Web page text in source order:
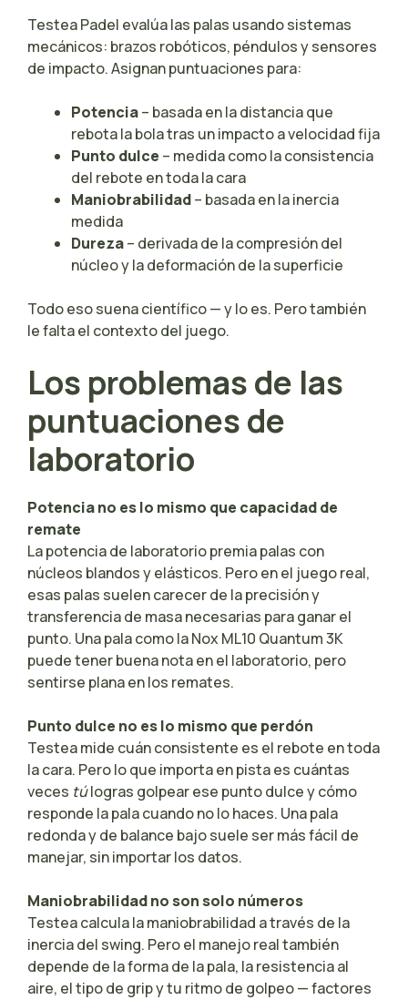
Testea Padel evalúa las palas usando sistemas
mecánicos: brazos robóticos, péndulos y sensores
de impacto. Asignan puntuaciones para:
Potencia– basada en la distancia que
rebota la bola tras un impacto a velocidad fija
Punto dulce – medida como la consistencia
del rebote en toda la cara
Maniobrabilidad– basada en la inercia
medida
Dureza– derivada de la compresión del
núcleo y la deformación de la superficie
Todo eso suena científico — y lo es. Pero también
le falta el contexto del juego.
Los problemas de las
puntuaciones de
laboratorio
Potencia no es lo mismo que capacidad de
remate
La potencia de laboratorio premia palas con
núcleos blandos y elásticos. Pero en el juego real,
esas palas suelen carecer de la precisión y
transferencia de masa necesarias para ganar el
punto. Una pala como la Nox ML10 Quantum 3K
puede tener buena nota en el laboratorio, pero
sentirse plana en los remates.
Punto dulce no es lo mismo que perdón
Testea mide cuán consistente es el rebote en toda
la cara. Pero lo que importa en pista es cuántas
veces túlogras golpear ese punto dulce y cómo
responde la pala cuando no lo haces. Una pala
redonda y de balance bajo suele ser más fácil de
manejar, sin importar los datos.
Maniobrabilidad no son solo números
Testea calcula la maniobrabilidad a través de la
inercia del swing. Pero el manejo real también
depende de la forma de la pala, la resistencia al
aire, el tipo de grip y tu ritmo de golpeo — factores